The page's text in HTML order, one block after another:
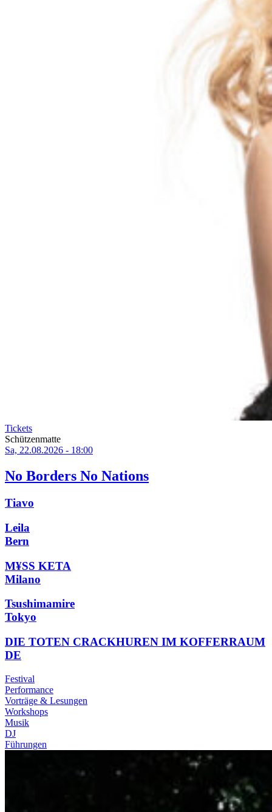
Tickets
Schützenmatte
Sa, 22.08.2026 - 18:00
No Borders No Nations
Tiavo
Leila
Bern
M¥SS KETA
Milano
Tsushimamire
Tokyo
DIE TOTEN CRACKHUREN IM KOFFERRAUM
DE
Festival
Performance
Vorträge & Lesungen
Workshops
Musik
DJ
Führungen